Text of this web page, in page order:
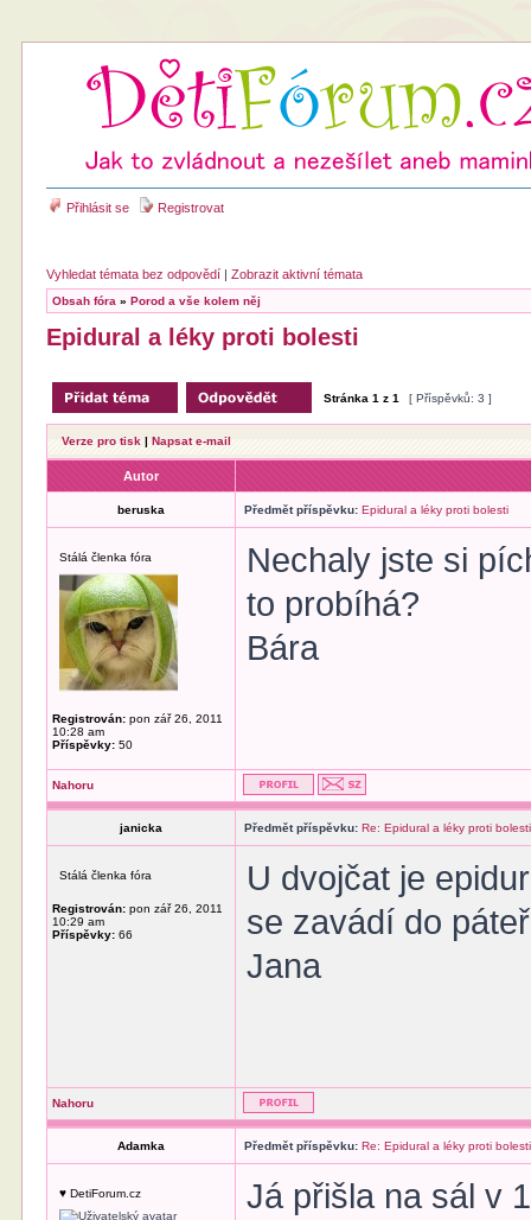
Přihlásit se Registrovat
Vyhledat témata bez odpovědí |Zobrazit aktivní témata
Obsah fóra »Porod a vše kolem něj
Epidural a léky proti bolesti
Stránka1 z1 [ Příspěvků: 3 ]
Verze pro tisk |Napsat e-mail
Autor
beruska Předmět příspěvku: Epidural a léky proti bolesti
Stálá členka fóra
Registrován: pon zář 26, 2011
10:28 am
Příspěvky: 50
Nechaly jste si
to probíhá?
Bára
Nahoru
janicka Předmět příspěvku: Re: Epidural a léky proti bolesti
Stálá členka fóra
Registrován: pon zář 26, 2011
10:29 am
Příspěvky: 66
U dvojčat je
se zavádí do
Jana
Nahoru
Adamka Předmět příspěvku: Re: Epidural a léky proti bolesti
♥ DetiForum.cz
Já přišla na sál v